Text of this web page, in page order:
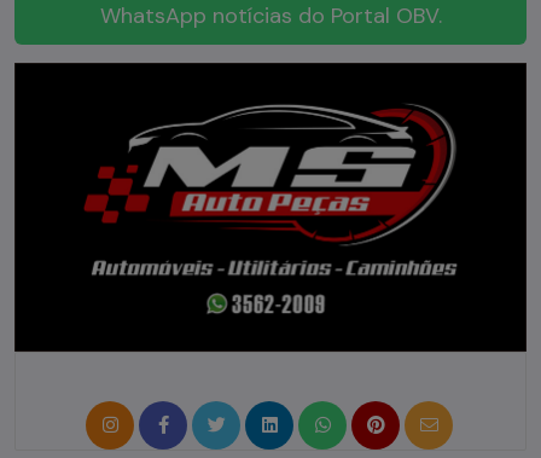
WhatsApp notícias do Portal OBV.